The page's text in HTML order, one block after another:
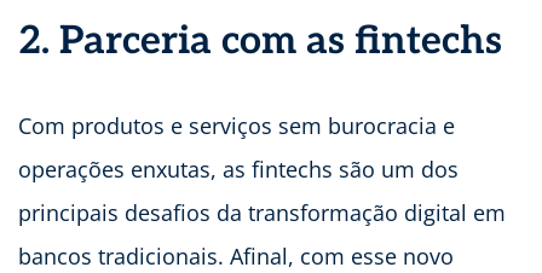
2. Parceria com as fintechs
Com produtos e serviços sem burocracia e
operações enxutas, as fintechs são um dos
principais desafios da transformação digital em
bancos tradicionais. Afinal, com esse novo